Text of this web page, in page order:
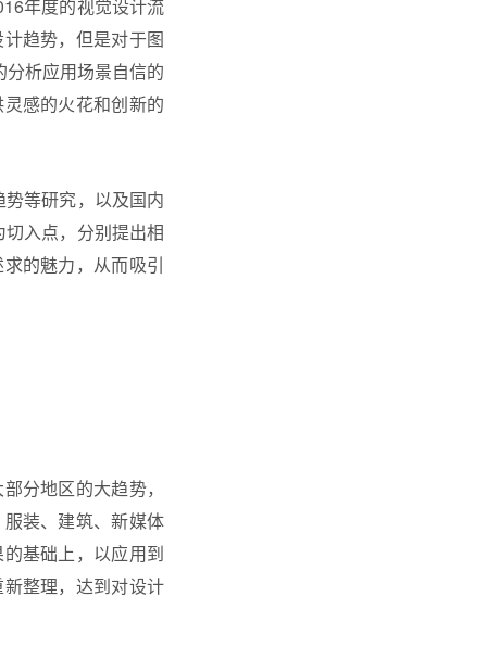
年度的视觉设计流
趋势，但是对于图
析应用场景自信的
感的火花和创新的
等研究，以及国内
入点，分别提出相
的魅力，从而吸引
分地区的大趋势，
装、建筑、新媒体
基础上，以应用到
整理，达到对设计